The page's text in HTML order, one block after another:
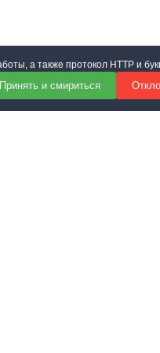
а также протокол HTTP и
Принять и смириться